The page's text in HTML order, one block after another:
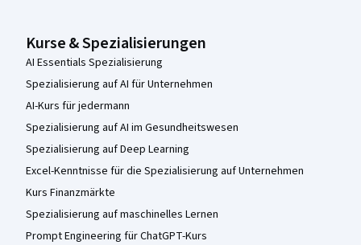
Kurse & Spezialisierungen
AI Essentials Spezialisierung
Spezialisierung auf AI für Unternehmen
AI-Kurs für jedermann
Spezialisierung auf AI im Gesundheitswesen
Spezialisierung auf Deep Learning
Excel-Kenntnisse für die Spezialisierung auf Unternehmen
Kurs Finanzmärkte
Spezialisierung auf maschinelles Lernen
Prompt Engineering für ChatGPT-Kurs